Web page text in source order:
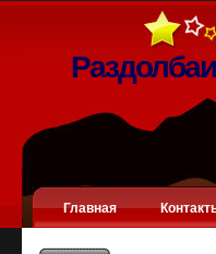
Раздолбаи
Главная